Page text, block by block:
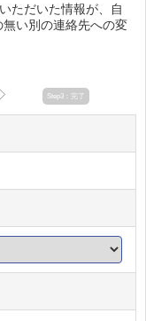
ただいた情報が、自
い別の連絡先への変
Step3：完了